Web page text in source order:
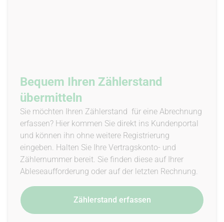
Bequem Ihren Zählerstand
übermitteln
Sie möchten Ihren Zählerstand für eine Abrechnung
erfassen? Hier kommen Sie direkt ins Kundenportal
und können ihn ohne weitere Registrierung
eingeben. Halten Sie Ihre Vertragskonto- und
Zählernummer bereit. Sie finden diese auf Ihrer
Ableseaufforderung oder auf der letzten Rechnung.
Zählerstand erfassen